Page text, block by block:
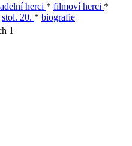
herci * filmoví herci *
stol. 20. * biografie
1